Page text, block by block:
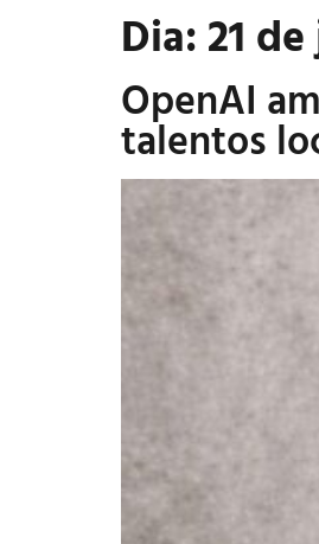
Dia: 21
OpenAI
talentos